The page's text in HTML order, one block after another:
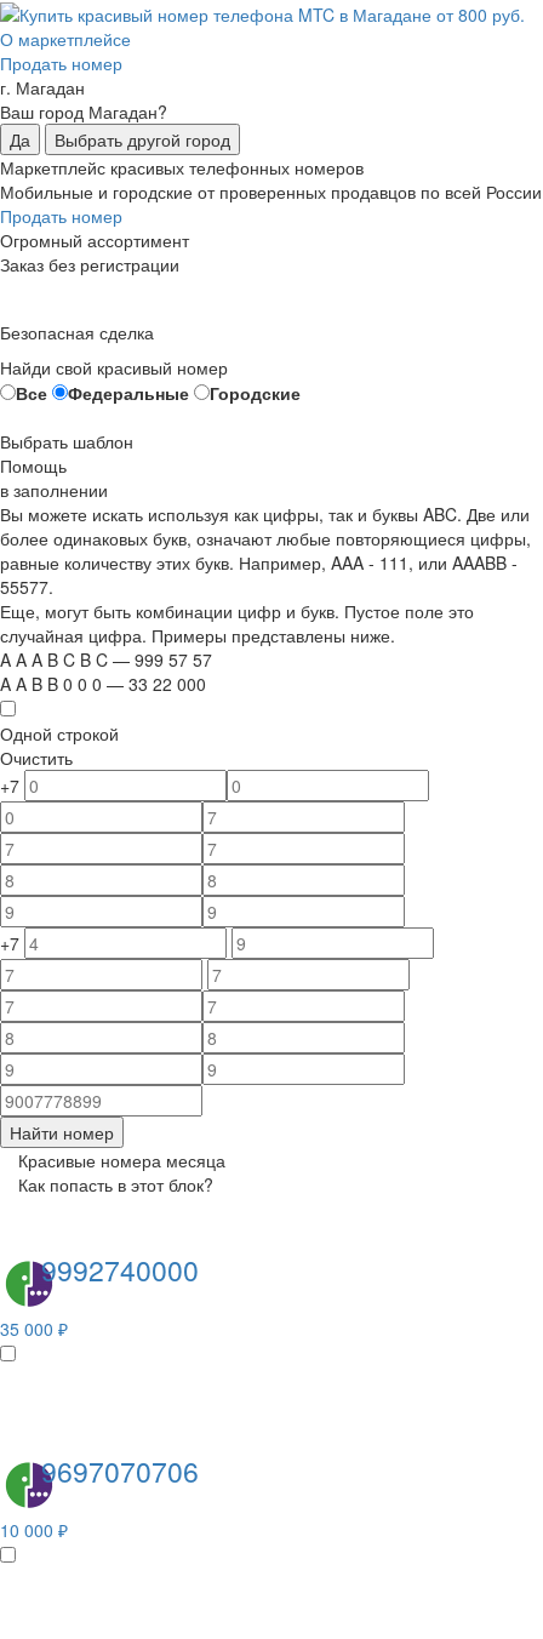
О маркетплейсе
Продать номер
г. Магадан
Ваш город Магадан?
Да
Выбрать другой город
Маркетплейс красивых телефонных номеров
Мобильные и городские от проверенных продавцов по всей России
Продать номер
Огромный ассортимент
Заказ без регистрации
Безопасная сделка
Найди свой красивый номер
Все
Федеральные
Городские
Выбрать шаблон
Помощь
в заполнении
Вы можете искать используя как цифры, так и буквы ABC. Две или
более одинаковых букв, означают любые повторяющиеся цифры,
равные количеству этих букв. Например, AAA - 111 , или AAABB -
55577.
Еще, могут быть комбинации цифр и букв. Пустое поле это
случайная цифра. Примеры представлены ниже.
A A A B C B C — 999 57 57
A A B B 0 0 0 — 33 22 000
Одной строкой
Очистить
+7
+7
Найти номер
Красивые номера месяца
Как попасть в этот блок?
9992740000
35 000 ₽
9697070706
10 000 ₽